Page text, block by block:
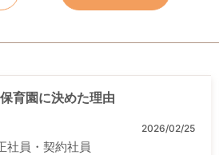
育園に決めた理由
2026/02/25
社員・契約社員